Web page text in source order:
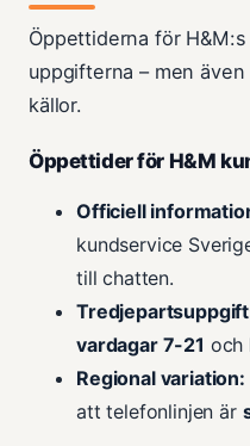
Öppettiderna för
uppgifterna – men
källor.
Öppettider för H&M
Officiell
kundservice
till chatten.
vardagar 7-21 och
Regional variation:
att telefonlinjen är